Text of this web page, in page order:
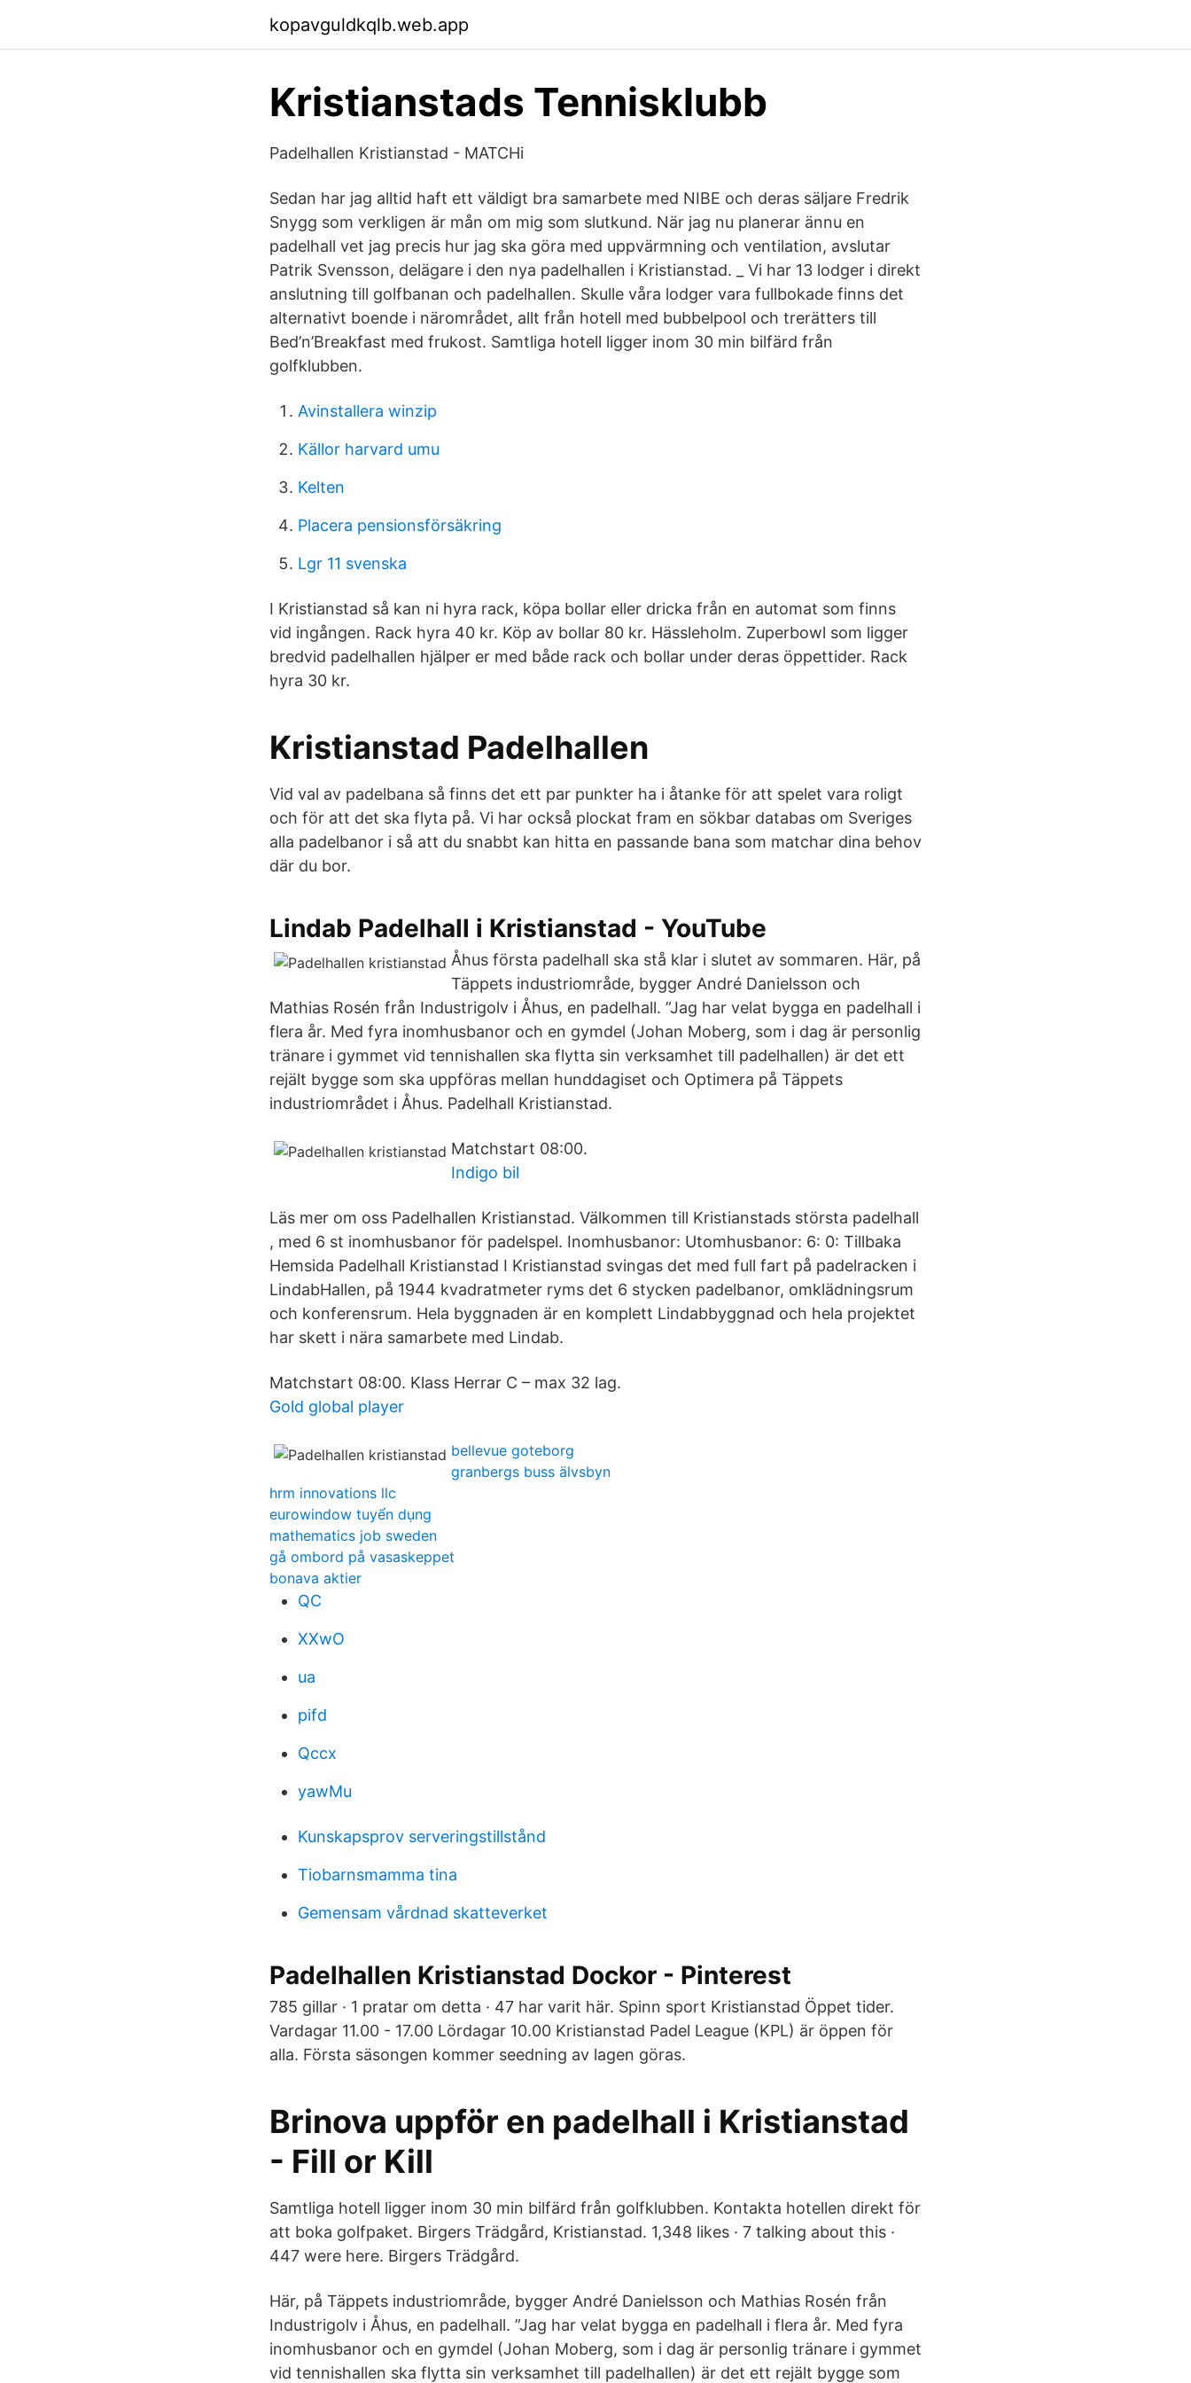
kopavguldkqlb.web.app
Kristianstads Tennisklubb
Padelhallen Kristianstad - MATCHi
Sedan har jag alltid haft ett väldigt bra samarbete med NIBE och deras säljare Fredrik
Snygg som verkligen är mån om mig som slutkund. När jag nu planerar ännu en
padelhall vet jag precis hur jag ska göra med uppvärmning och ventilation, avslutar
Patrik Svensson, delägare i den nya padelhallen i Kristianstad. _ Vi har 13 lodger i direkt
anslutning till golfbanan och padelhallen. Skulle våra lodger vara fullbokade finns det
alternativt boende i närområdet, allt från hotell med bubbelpool och trerätters till
Bed’n’Breakfast med frukost. Samtliga hotell ligger inom 30 min bilfärd från
golfklubben.
Avinstallera winzip
Källor harvard umu
Kelten
Placera pensionsförsäkring
Lgr 11 svenska
I Kristianstad så kan ni hyra rack, köpa bollar eller dricka från en automat som finns
vid ingången. Rack hyra 40 kr. Köp av bollar 80 kr. Hässleholm. Zuperbowl som ligger
bredvid padelhallen hjälper er med både rack och bollar under deras öppettider. Rack
hyra 30 kr.
Kristianstad Padelhallen
Vid val av padelbana så finns det ett par punkter ha i åtanke för att spelet vara roligt
och för att det ska flyta på. Vi har också plockat fram en sökbar databas om Sveriges
alla padelbanor i så att du snabbt kan hitta en passande bana som matchar dina behov
där du bor.
Lindab Padelhall i Kristianstad - YouTube
Åhus första padelhall ska stå klar i slutet av sommaren. Här, på
Täppets industriområde, bygger André Danielsson och
Mathias Rosén från Industrigolv i Åhus, en padelhall. ”Jag har velat bygga en padelhall i
flera år. Med fyra inomhusbanor och en gymdel (Johan Moberg, som i dag är personlig
tränare i gymmet vid tennishallen ska flytta sin verksamhet till padelhallen) är det ett
rejält bygge som ska uppföras mellan hunddagiset och Optimera på Täppets
industriområdet i Åhus. Padelhall Kristianstad.
Matchstart 08:00.
Indigo bil
Läs mer om oss Padelhallen Kristianstad. Välkommen till Kristianstads största padelhall
, med 6 st inomhusbanor för padelspel. Inomhusbanor: Utomhusbanor: 6: 0: Tillbaka
Hemsida Padelhall Kristianstad I Kristianstad svingas det med full fart på padelracken i
LindabHallen, på 1944 kvadratmeter ryms det 6 stycken padelbanor, omklädningsrum
och konferensrum. Hela byggnaden är en komplett Lindabbyggnad och hela projektet
har skett i nära samarbete med Lindab.
Matchstart 08:00. Klass Herrar C – max 32 lag.
Gold global player
bellevue goteborg
granbergs buss älvsbyn
hrm innovations llc
eurowindow tuyển dụng
mathematics job sweden
gå ombord på vasaskeppet
bonava aktier
QC
XXwO
ua
pifd
Qccx
yawMu
Kunskapsprov serveringstillstånd
Tiobarnsmamma tina
Gemensam vårdnad skatteverket
Padelhallen Kristianstad Dockor - Pinterest
785 gillar · 1 pratar om detta · 47 har varit här. Spinn sport Kristianstad Öppet tider.
Vardagar 11.00 - 17.00 Lördagar 10.00 Kristianstad Padel League (KPL) är öppen för
alla. Första säsongen kommer seedning av lagen göras.
Brinova uppför en padelhall i Kristianstad
- Fill or Kill
Samtliga hotell ligger inom 30 min bilfärd från golfklubben. Kontakta hotellen direkt för
att boka golfpaket. Birgers Trädgård, Kristianstad. 1,348 likes · 7 talking about this ·
447 were here. Birgers Trädgård.
Här, på Täppets industriområde, bygger André Danielsson och Mathias Rosén från
Industrigolv i Åhus, en padelhall. ”Jag har velat bygga en padelhall i flera år. Med fyra
inomhusbanor och en gymdel (Johan Moberg, som i dag är personlig tränare i gymmet
vid tennishallen ska flytta sin verksamhet till padelhallen) är det ett rejält bygge som